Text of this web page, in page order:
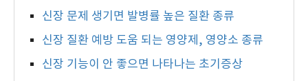
신장 문제 생기면 발병률 높은 질환 종류
신장 질환 예방 도움 되는 영양제, 영양소 종류
신장 기능이 안 좋으면 나타나는 초기증상